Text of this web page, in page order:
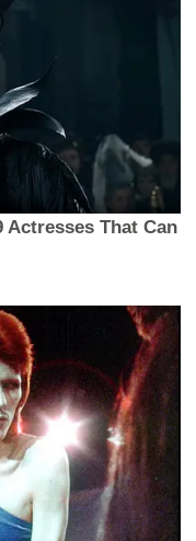
Actresses That Can